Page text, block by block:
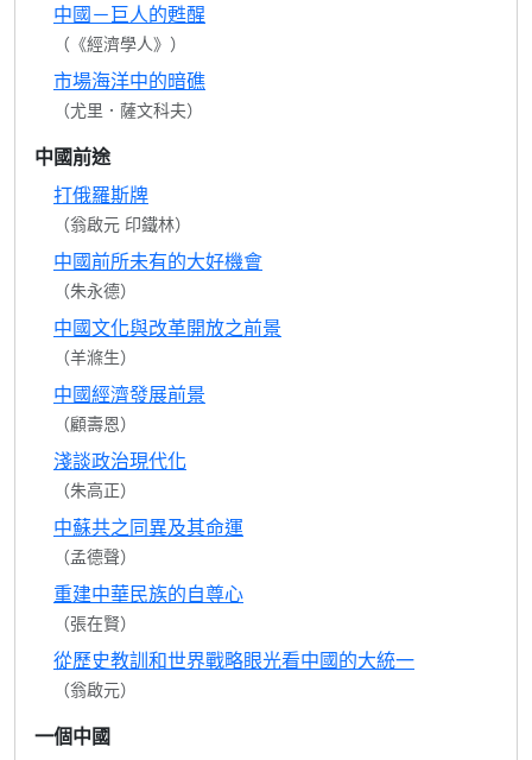
中國－巨人的甦醒
（《經濟學人》）
市場海洋中的暗礁
（尤里．薩文科夫）
中國前途
打俄羅斯牌
（翁啟元 印鐵林）
中國前所未有的大好機會
（朱永德）
中國文化與改革開放之前景
（羊滌生）
中國經濟發展前景
（顧壽恩）
淺談政治現代化
（朱高正）
中蘇共之同異及其命運
（孟德聲）
重建中華民族的自尊心
（張在賢）
從歷史教訓和世界戰略眼光看中國的大統一
（翁啟元）
一個中國